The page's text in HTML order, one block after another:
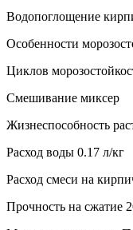
Водопоглощение
Особенности
Циклов
Смешивание миксер
Жизнеспособность
Расход воды 0.17 л/кг
Расход смеси на
Прочность на сжатие